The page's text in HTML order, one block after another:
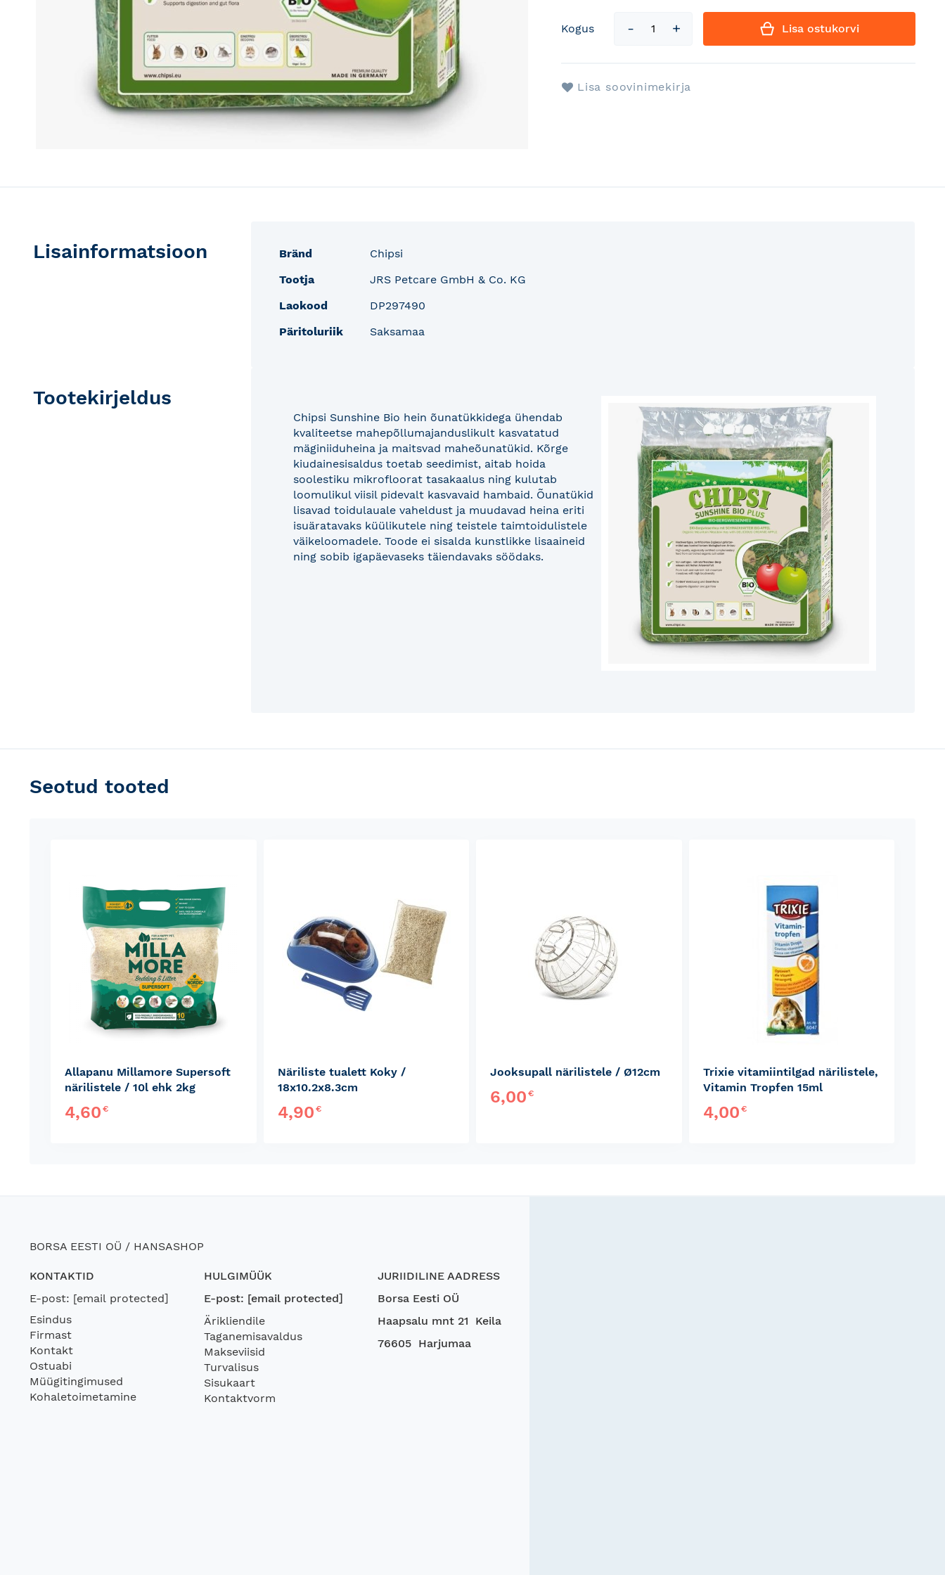
images
Kogus Lisa ostukorvi
Lisa soovinimekirja
Lisainformatsioon Lisainfo
Bränd
Chipsi
Tootja
JRS Petcare GmbH & Co. KG
Laokood
DP297490
Päritoluriik
Saksamaa
Tootekirjeldus
Chipsi Sunshine Bio hein õunatükkidega ühendab
kvaliteetse mahepõllumajanduslikult kasvatatud
mäginiiduheina ja maitsvad maheõunatükid. Kõrge
kiudainesisaldus toetab seedimist, aitab hoida
soolestiku mikrofloorat tasakaalus ning kulutab
loomulikul viisil pidevalt kasvavaid hambaid. Õunatükid
lisavad toidulauale vaheldust ja muudavad heina eriti
isuäratavaks küülikutele ning teistele taimtoidulistele
väikeloomadele. Toode ei sisalda kunstlikke lisaaineid
ning sobib igapäevaseks täiendavaks söödaks.
Seotud tooted
Skip
Allapanu Millamore Supersoft
närilistele / 10l ehk 2kg
4,60€
Näriliste tualett Koky /
18x10.2x8.3cm
4,90€
Jooksupall närilistele / Ø12cm
6,00€
Trixie vitamiintilgad närilistele,
Vitamin Tropfen 15ml
4,00€
BORSA EESTI OÜ / HANSASHOP
KONTAKTID
E-post: [email protected]
Esindus
Firmast
Kontakt
Ostuabi
Müügitingimused
Kohaletoimetamine
HULGIMÜÜK
E-post: [email protected]
Ärikliendile
Taganemisavaldus
Makseviisid
Turvalisus
Sisukaart
Kontaktvorm
JURIIDILINE AADRESS
Borsa Eesti OÜ
Haapsalu mnt 21 Keila
76605 Harjumaa